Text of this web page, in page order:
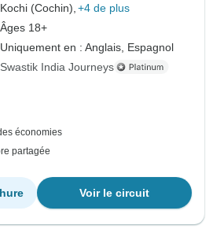
Kochi (Cochin), +4 de plus
Âges 18+
Uniquement en : Anglais, Espagnol
Swastik India Journeys
économies
partagée
Voir le circuit